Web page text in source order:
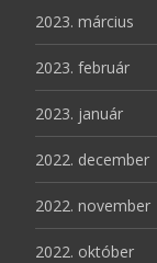
2023. március
2023. február
2023. január
2022. december
2022. november
2022. október